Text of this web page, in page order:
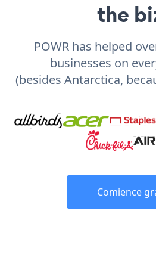
the
POWR has helped
businesses on
(besides Antarctica,
Comience